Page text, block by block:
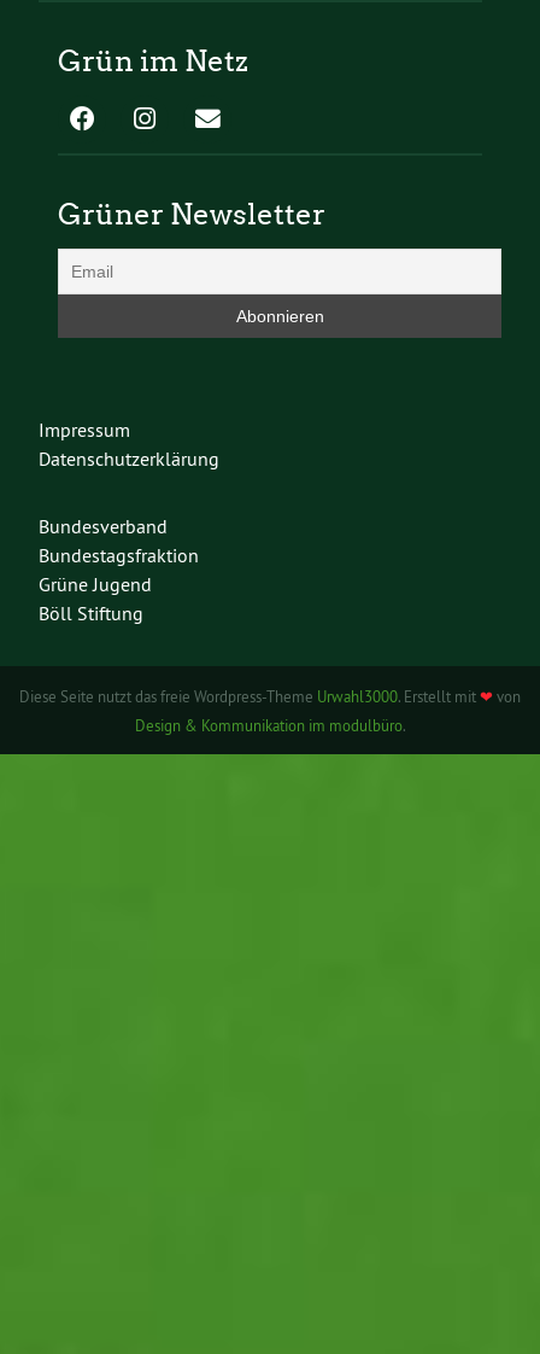
Grün im Netz
Grüner Newsletter
Impressum
Datenschutzerklärung
Bundesverband
Bundestagsfraktion
Grüne Jugend
Böll Stiftung
Diese Seite nutzt das freie Wordpress-Theme Urwahl3000. Erstellt mit❤ von
Design & Kommunikation im modulbüro.